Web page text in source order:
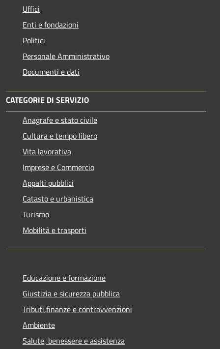
Uffici
Enti e fondazioni
Politici
Personale Amministrativo
Documenti e dati
CATEGORIE DI SERVIZIO
Anagrafe e stato civile
Cultura e tempo libero
Vita lavorativa
Imprese e Commercio
Appalti pubblici
Catasto e urbanistica
Turismo
Mobilità e trasporti
Educazione e formazione
Giustizia e sicurezza pubblica
Tributi,finanze e contravvenzioni
Ambiente
Salute, benessere e assistenza